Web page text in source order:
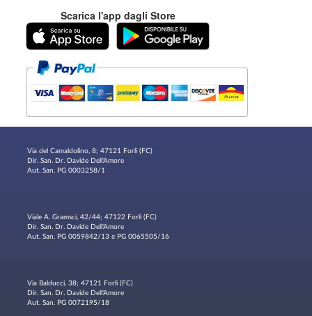
Scarica l'app dagli Store
Via del Camaldolino, 8; 47121 Forlì (FC)
Dir. San. Dr. Davide Dell'Amore
Aut. San. PG 0003258/1
Viale A. Gramsci, 42/44; 47122 Forlì (FC)
Dir. San. Dr. Davide Dell'Amore
Aut. San. PG 0059842/13 e PG 0065505/16
Via Balducci, 38; 47121 Forlì (FC)
Dir. San. Dr. Davide Dell'Amore
Aut. San. PG 0072195/18